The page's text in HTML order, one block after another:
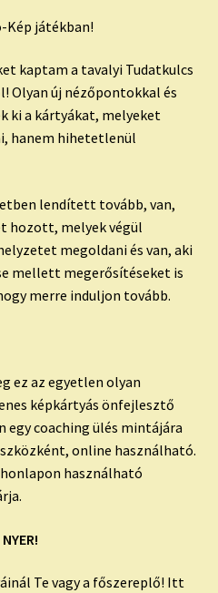
Kép játékban!
kaptam a tavalyi Tudatkulcs
Olyan új nézőpontokkal és
ki a kártyákat, melyeket
hanem hihetetlenül
lendített tovább, van,
hozott, melyek végül
megoldani és van, aki
mellett megerősítéseket is
merre induljon tovább.
ez az egyetlen olyan
képkártyás önfejlesztő
coaching ülés mintájára
online használható.
használható
Te vagy a főszereplő! Itt